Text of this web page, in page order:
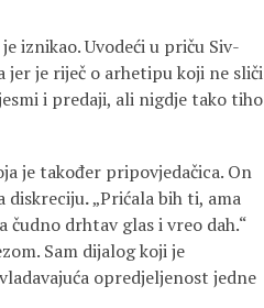
iznikao. Uvodeći u priču Siv-
jer je riječ o arhetipu koji ne sliči
i predaji, ali nigdje tako tiho
je također pripovjedačica. On
diskreciju.„Prićala bih ti, ama
čudno drhtav glas i vreo dah.“
Sam dijalog koji je
opredjeljenost jedne